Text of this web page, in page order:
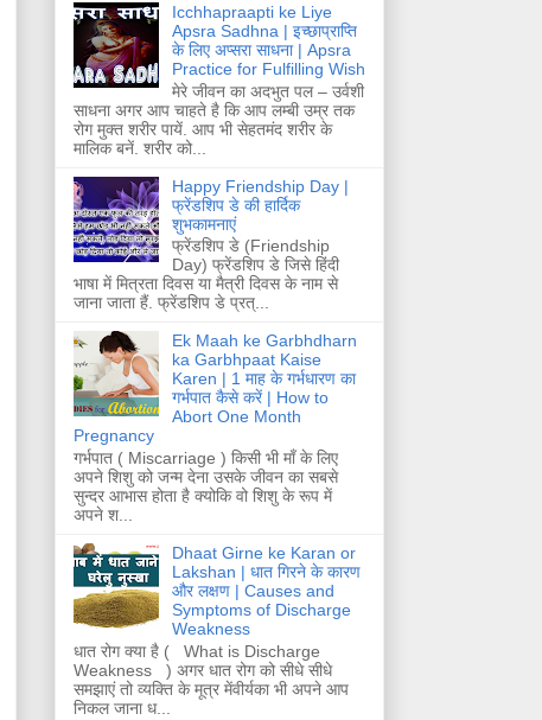
Icchhapraapti ke Liye
Apsra Sadhna | इच्छाप्राप्ति
के लिए अप्सरा साधना | Apsra
Practice for Fulfilling Wish
मेरे जीवन का अदभुत पल – उर्वशी
साधना अगर आप चाहते है कि आप लम्बी उम्र तक
रोग मुक्त शरीर पायें. आप भी सेहतमंद शरीर के
मालिक बनें. शरीर को...
Happy Friendship Day |
फ्रेंडशिप डे की हार्दिक
शुभकामनाएं
फ्रेंडशिप डे (Friendship
Day) फ्रेंडशिप डे जिसे हिंदी
भाषा में मित्रता दिवस या मैत्री दिवस के नाम से
जाना जाता हैं. फ्रेंडशिप डे प्रत्...
Ek Maah ke Garbhdharn
ka Garbhpaat Kaise
Karen | 1 माह के गर्भधारण का
गर्भपात कैसे करें | How to
Abort One Month
Pregnancy
गर्भपात ( Miscarriage ) किसी भी माँ के लिए
अपने शिशु को जन्म देना उसके जीवन का सबसे
सुन्दर आभास होता है क्योकि वो शिशु के रूप में
अपने श...
Dhaat Girne ke Karan or
Lakshan | धात गिरने के कारण
और लक्षण | Causes and
Symptoms of Discharge
Weakness
धात रोग क्या है ( What is Discharge
Weakness ) अगर धात रोग को सीधे सीधे
समझाएं तो व्यक्ति के मूत्र मेंवीर्यका भी अपने आप
निकल जाना ध...